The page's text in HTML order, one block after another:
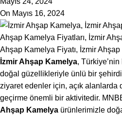
On Mayıs 16, 2024
İzmir Ahşap Kamelya, Türkiye’nin
doğal güzellikleriyle ünlü bir
ziyaret edenler için, açık alanlarda
geçirme önemli bir aktivitedir.
Ahşap Kamelya ürünlerimizle